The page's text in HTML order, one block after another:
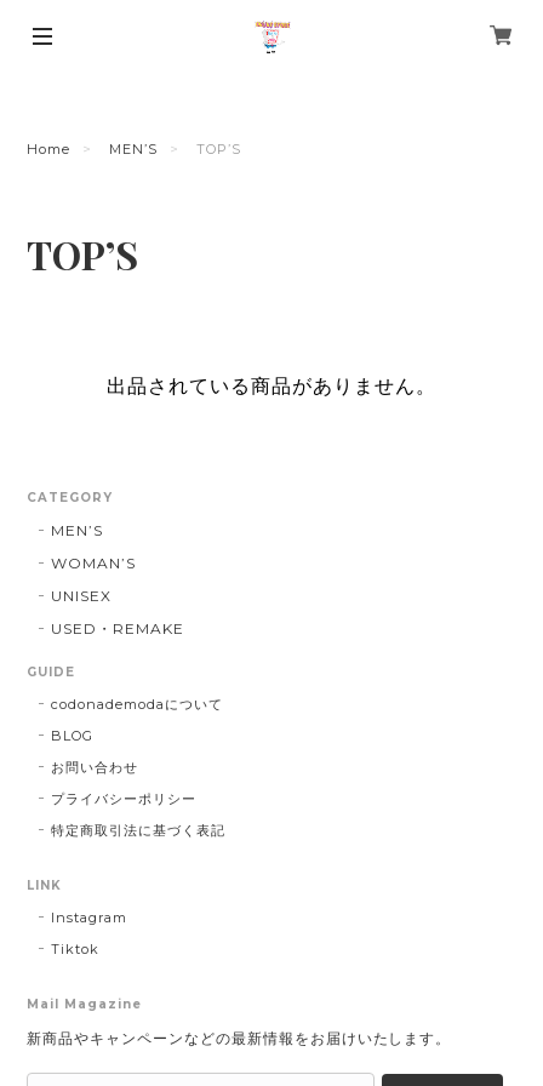
Home MEN’S TOP’S
TOP’S
出品されている商品がありません。
CATEGORY
MEN’S
WOMAN’S
UNISEX
USED・REMAKE
GUIDE
codonademodaについて
BLOG
お問い合わせ
プライバシーポリシー
特定商取引法に基づく表記
LINK
Instagram
Tiktok
Mail Magazine
新商品やキャンペーンなどの最新情報をお届けいたします。